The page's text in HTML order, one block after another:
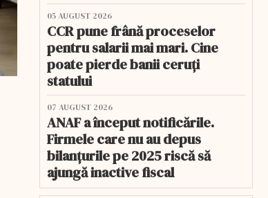
05 AUGUST 2026
CCR pune frână proceselor
pentru salarii mai mari. Cine
poate pierde banii ceruți
statului
07 AUGUST 2026
ANAF a început notificările.
Firmele care nu au depus
bilanțurile pe 2025 riscă să
ajungă inactive fiscal